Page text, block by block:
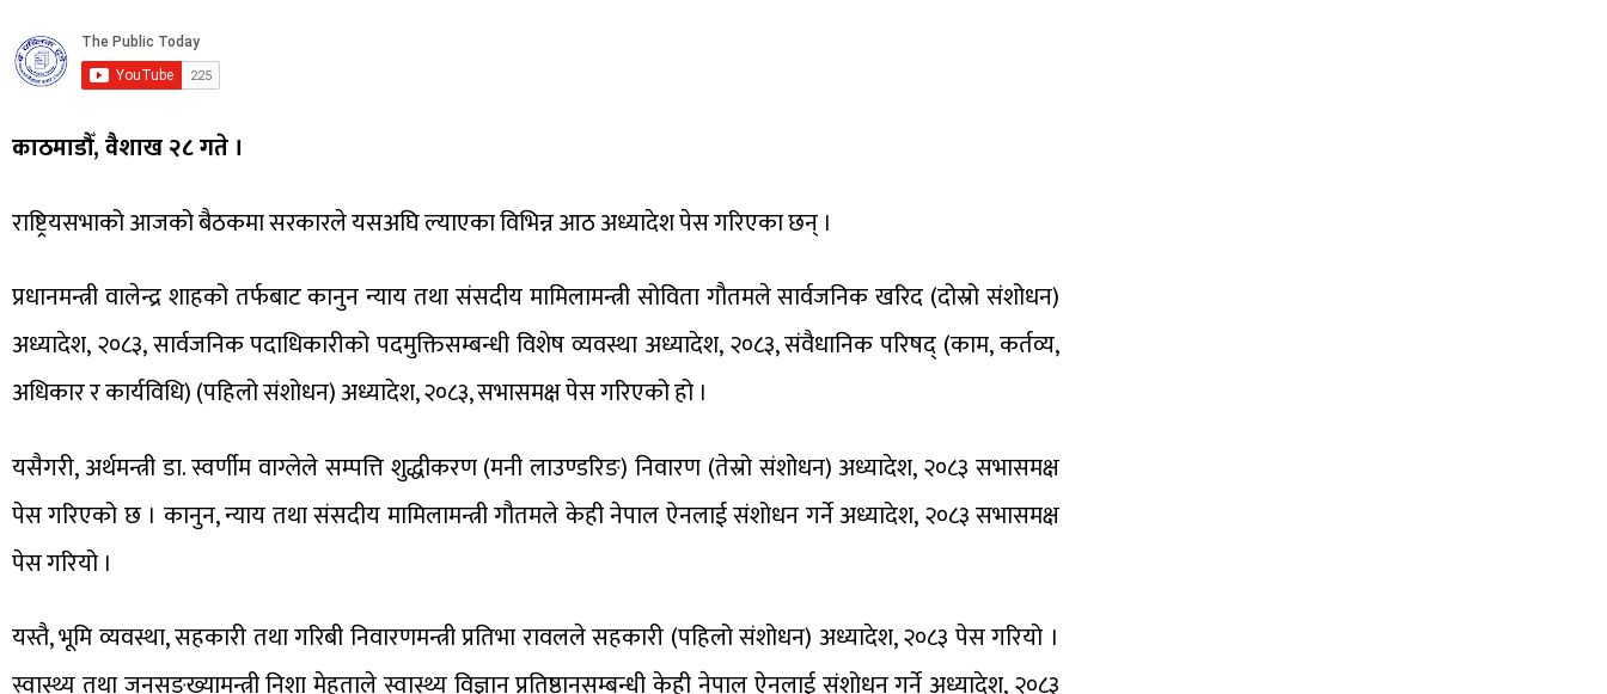
काठमाडौँ, वैशाख २८ गते ।
राष्ट्रियसभाको आजको बैठकमा सरकारले यसअघि ल्याएका विभिन्न आठ अध्यादेश पेस गरिएका छन् ।
प्रधानमन्त्री वालेन्द्र शाहको तर्फबाट कानुन न्याय तथा संसदीय मामिलामन्त्री सोविता गौतमले सार्वजनिक खरिद (दोस्रो संशोधन)
अध्यादेश, २०८३, सार्वजनिक पदाधिकारीको पदमुक्तिसम्बन्धी विशेष व्यवस्था अध्यादेश, २०८३, संवैधानिक परिषद् (काम, कर्तव्य,
अधिकार र कार्यविधि) (पहिलो संशोधन) अध्यादेश, २०८३, सभासमक्ष पेस गरिएको हो ।
यसैगरी, अर्थमन्त्री डा. स्वर्णीम वाग्लेले सम्पत्ति शुद्धीकरण (मनी लाउण्डरिङ) निवारण (तेस्रो संशोधन) अध्यादेश, २०८३ सभासमक्ष
पेस गरिएको छ । कानुन, न्याय तथा संसदीय मामिलामन्त्री गौतमले केही नेपाल ऐनलाई संशोधन गर्ने अध्यादेश, २०८३ सभासमक्ष
पेस गरियो ।
यस्तै, भूमि व्यवस्था, सहकारी तथा गरिबी निवारणमन्त्री प्रतिभा रावलले सहकारी (पहिलो संशोधन) अध्यादेश, २०८३ पेस गरियो ।